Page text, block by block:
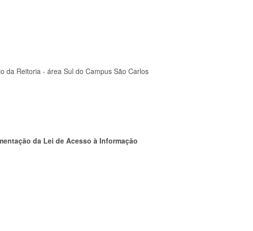
da Reitoria - área Sul do Campus São Carlos
da Lei de Acesso à Informação